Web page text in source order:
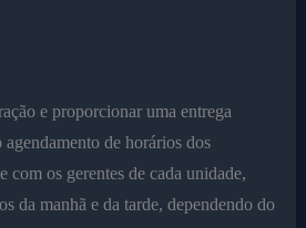
e proporcionar uma entrega
de horários dos
com os gerentes de cada unidade,
da manhã e da tarde, dependendo do